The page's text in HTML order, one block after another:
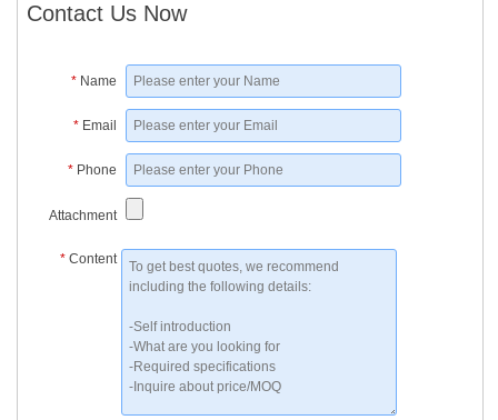
Contact Us Now
* Name
* Email
* Phone
Attachment
* Content